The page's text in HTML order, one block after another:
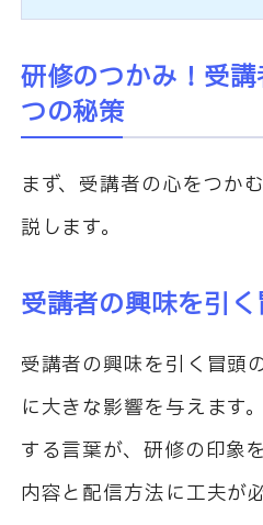
研修のつかみ！受
つの秘策
まず、受講者の心をつか
説します。
受講者の興味を引
受講者の興味を引く冒頭
に大きな影響を与えます
する言葉が、研修の印象
内容と配信方法に工夫が